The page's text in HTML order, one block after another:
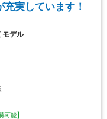
実しています！
モデル
可能